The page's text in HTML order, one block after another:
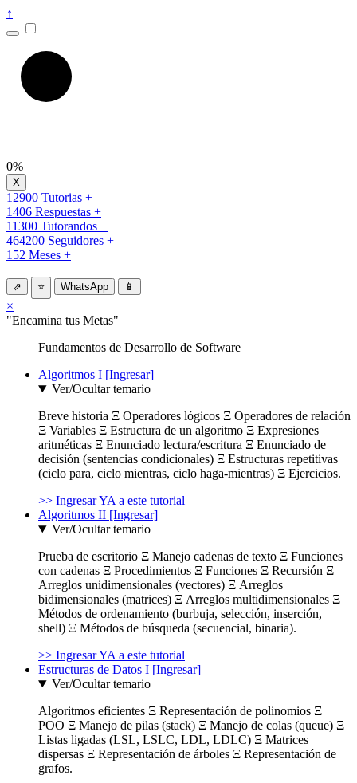
↑
0%
12900 Tutorias +
1406 Respuestas +
11300 Tutorandos +
464200 Seguidores +
152 Meses +
⇗ ⭐ WhatsApp 📱
×
"Encamina tus Metas"
Fundamentos de Desarrollo de Software
Algoritmos I [Ingresar]
Ver/Ocultar temario
Breve historia Ξ Operadores lógicos Ξ Operadores de relación
Ξ Variables Ξ Estructura de un algoritmo Ξ Expresiones
aritméticas Ξ Enunciado lectura/escritura Ξ Enunciado de
decisión (sentencias condicionales) Ξ Estructuras repetitivas
(ciclo para, ciclo mientras, ciclo haga-mientras) Ξ Ejercicios.
>> Ingresar YA a este tutorial
Algoritmos II [Ingresar]
Ver/Ocultar temario
Prueba de escritorio Ξ Manejo cadenas de texto Ξ Funciones
con cadenas Ξ Procedimientos Ξ Funciones Ξ Recursión Ξ
Arreglos unidimensionales (vectores) Ξ Arreglos
bidimensionales (matrices) Ξ Arreglos multidimensionales Ξ
Métodos de ordenamiento (burbuja, selección, inserción,
shell) Ξ Métodos de búsqueda (secuencial, binaria).
>> Ingresar YA a este tutorial
Estructuras de Datos I [Ingresar]
Ver/Ocultar temario
Algoritmos eficientes Ξ Representación de polinomios Ξ
POO Ξ Manejo de pilas (stack) Ξ Manejo de colas (queue) Ξ
Listas ligadas (LSL, LSLC, LDL, LDLC) Ξ Matrices
dispersas Ξ Representación de árboles Ξ Representación de
grafos.